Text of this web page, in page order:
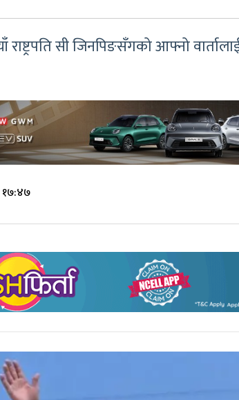
राष्ट्रपति सी जिनपिङसँगको आफ्नो